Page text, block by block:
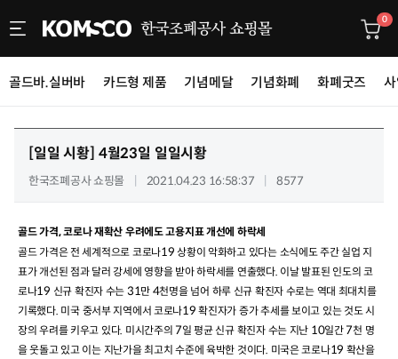
0
골드바.실버바 카드형 제품 기념메달 기념화폐 화폐굿즈
[일일 시황] 4월23일 일일시황
한국조폐공사 쇼핑몰 2021.04.23 16:58:37 8577
골드 가격,코로나 재확산 우려에도 고용지표 개선에 하락세
골드 가격은 전 세계적으로 코로나19상황이 악화하고 있다는 소식에도 주간 실업 지
표가 개선된 점과 달러 강세에 영향을 받아 하락세를 연출했다. 이날 발표된 인도의 코
로나19 신규 확진자 수는 31만 4천명을 넘어 하루 신규 확진자 수로는 역대 최대치를
기록했다. 미국 중서부 지역에서 코로나19확진자가 증가 추세를 보이고 있는 것도 시
장의 우려를 키우고 있다. 미시간주의 7일 평균 신규 확진자 수는 지난 10일간7천 명
을 웃돌고 있고 이는 지난가을 최고치 수준에 육박한 것이다. 미국은 코로나19 확산을